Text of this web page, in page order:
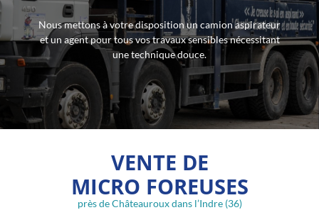
Nous mettons à votre disposition un camion aspirateur
et un agent pour tous vos travaux sensibles nécessitant
une technique douce.
VENTE DE
MICRO FOREUSES
près de Châteauroux dans l’Indre (36)